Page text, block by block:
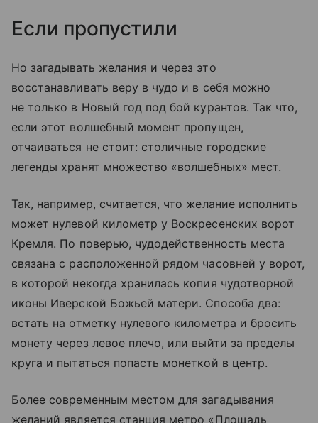
Если пропустили
Но загадывать желания и через это
восстанавливать веру в чудо и в себя можно
не только в Новый год под бой курантов. Так что,
если этот волшебный момент пропущен,
отчаиваться не стоит: столичные городские
легенды хранят множество «волшебных» мест.
Так, например, считается, что желание исполнить
может нулевой километр у Воскресенских ворот
Кремля. По поверью, чудодейственность места
связана с расположенной рядом часовней у ворот,
в которой некогда хранилась копия чудотворной
иконы Иверской Божьей матери. Способа два:
встать на отметку нулевого километра и бросить
монету через левое плечо, или выйти за пределы
круга и пытаться попасть монеткой в центр.
Более современным местом для загадывания
желаний является станция метро «Площадь